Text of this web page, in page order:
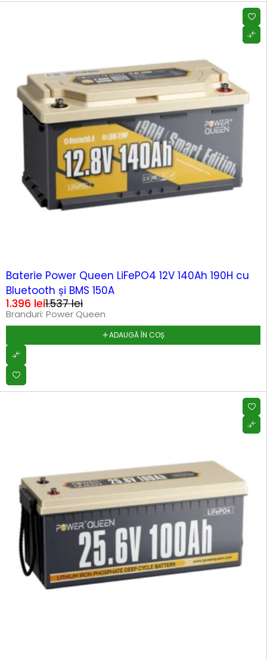
-9%
Baterie Power Queen LiFePO4 12V 140Ah 190H cu
Bluetooth și BMS 150A
1.537lei
1.396 lei
Branduri: Power Queen
ADAUGĂ ÎN COȘ